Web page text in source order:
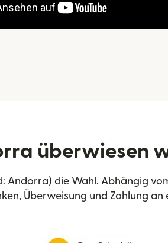
überwiesen
Andorra) die Wahl. Abhängig
Überweisung und Zahlung an